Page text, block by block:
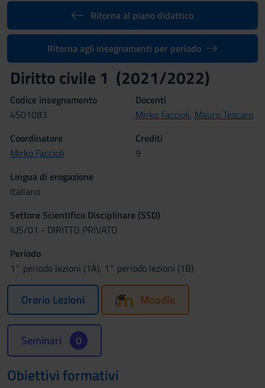
Ritorna al piano didattico
Ritorna agli insegnamenti per periodo
Diritto civile 1 (2021/2022)
Codice insegnamento
4S01083
Docenti
Mirko Faccioli, Mauro Tescaro
Coordinatore
Mirko Faccioli
Crediti
9
Lingua di erogazione
Italiano
Settore Scientifico Disciplinare (SSD)
IUS/01 - DIRITTO PRIVATO
Periodo
1° periodo lezioni (1A), 1° periodo lezioni (1B)
Orario Lezioni Moodle
Seminari 0
Obiettivi formativi